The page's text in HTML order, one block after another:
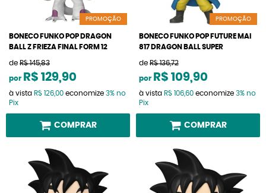
PROMOÇÃO
BONECO FUNKO POP DRAGON
BALL Z FRIEZA FINAL FORM 12
de R$ 145,83
por R$ 129,90
à vista R$ 126,00 economize 3% no
Pix
COMPRAR
PROMOÇÃO
BONECO FUNKO POP FUTURE MAI
817 DRAGON BALL SUPER
de R$ 136,72
por R$ 109,90
à vista R$ 106,60 economize 3% no
Pix
COMPRAR